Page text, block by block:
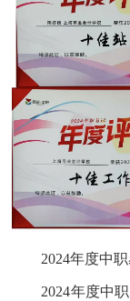
2024年度中
2024年度中